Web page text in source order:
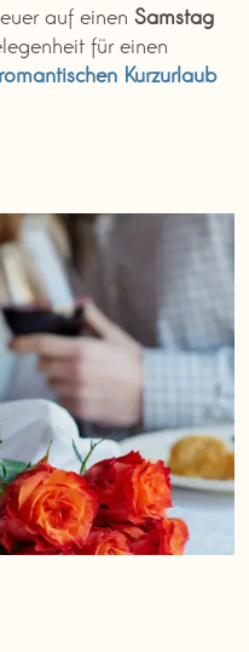
auf einen Samstag
für einen
romantischen Kurzurlaub